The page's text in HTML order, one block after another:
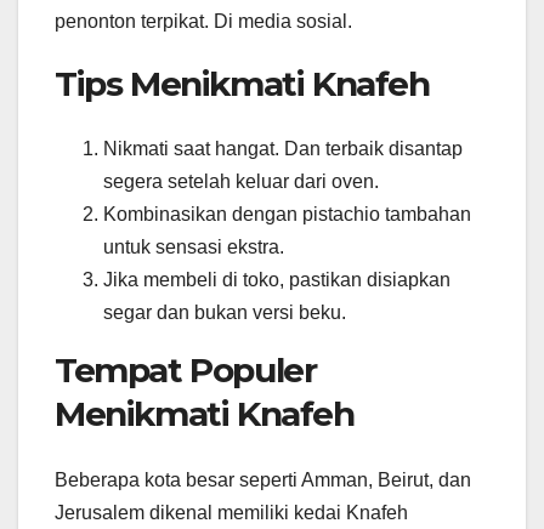
penonton terpikat. Di media sosial.
Tips Menikmati Knafeh
Nikmati saat hangat. Dan terbaik disantap
segera setelah keluar dari oven.
Kombinasikan dengan pistachio tambahan
untuk sensasi ekstra.
Jika membeli di toko, pastikan disiapkan
segar dan bukan versi beku.
Tempat Populer
Menikmati Knafeh
Beberapa kota besar seperti Amman, Beirut, dan
Jerusalem dikenal memiliki kedai Knafeh